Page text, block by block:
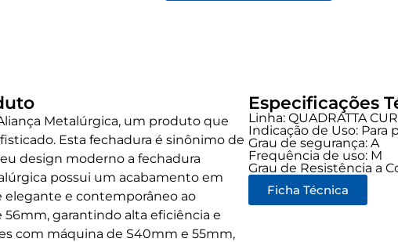
Metalúrgica, um produto que
Esta fechadura é sinônimo de
design moderno a fechadura
possui um acabamento em
e contemporâneo ao
garantindo alta eficiência e
com máquina de S40mm e 55mm,
Especificações
Linha: QUADRATTA
Indicação de Uso: Para
Grau de segurança: A
Frequência de uso: M
Grau de Resistência a
Ficha Técnica